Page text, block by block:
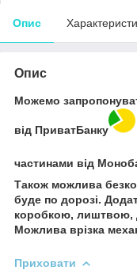
Опис
Опис
Можемо
від ПриватБанку
частинами від
Також можлива
буде по дорозі.
коробкою, лиштвою,
Можлива врізка
Приховати